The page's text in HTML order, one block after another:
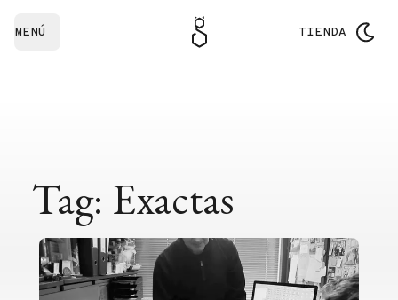
MENÚ TIENDA
Tag: Exactas